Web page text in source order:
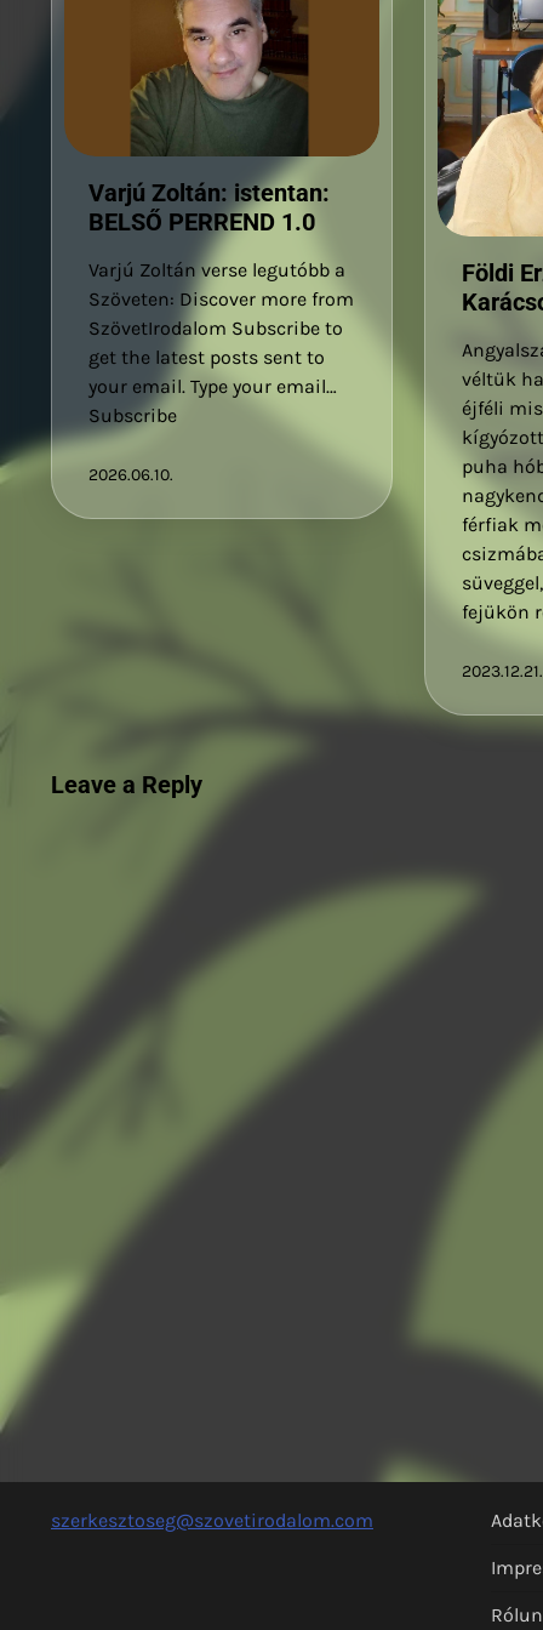
Varjú Zoltán: istentan:
BELSŐ PERREND 1.0
Varjú Zoltán verse legutóbb a
Szöveten: Discover more from
SzövetIrodalom Subscribe to
get the latest posts sent to
your email. Type your email…
Subscribe
2026.06.10.
Földi
véltük
éjféli
puha
férfiak
fejükön
2023.12.21.
Leave a Reply
szerkesztoseg@szovetirodalom.com